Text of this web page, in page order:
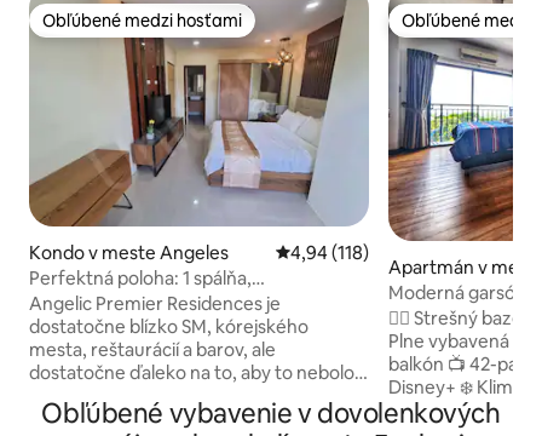
Obľúbené medzi hosťami
Obľúbené medzi hosťami
Kondo v meste Angeles Priemerné ohodnotenie 4,94 z
4,94 (118)
Perfektná poloha: 1 spálňa,
kondomínium, internet 400 Mb/s
Angelic Premier Residences je
dostatočne blízko SM, kórejského
mesta, reštaurácií a barov, ale
dostatočne ďaleko na to, aby to nebolo
hodinový strešný bazén a športový bar s
Obľúbené medzi
Obľúbené medzi
Apartmán v
Moderná
Clarku
🏊‍♂️ Strešný
Plne vybavená
balkón 📺 42-
Disney+ ❄️
ventilátor 💻 Wi-
Obľúbené vybavenie v dovolenkových